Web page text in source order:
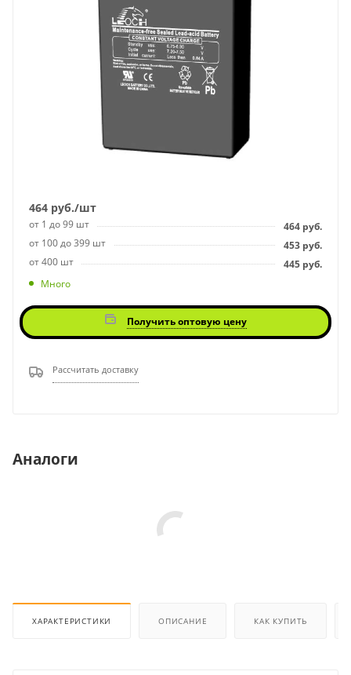
464 руб./шт
от 1 до 99 шт 464 руб.
от 100 до 399 шт
453 руб.
от 400 шт
445 руб.
Много
Получить оптовую цену
Рассчитать доставку
Аналоги
ХАРАКТЕРИСТИКИ ОПИСАНИЕ КАК КУПИТЬ